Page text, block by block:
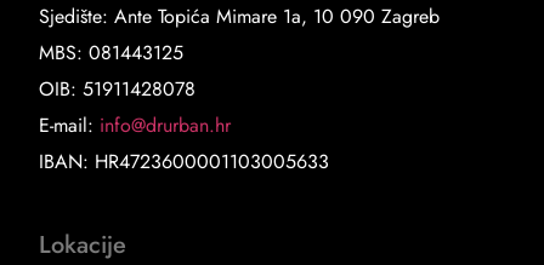
Sjedište: Ante Topića Mimare 1a, 10 090 Zagreb
MBS: 081443125
OIB: 51911428078
E-mail: info@drurban.hr
IBAN: HR4723600001103005633
Lokacije